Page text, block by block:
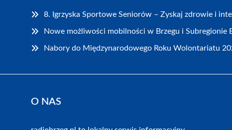
8. Igrzyska Sportowe Seniorów – Zyskaj zdrowie i
Nowe możliwości mobilności w Brzegu i Subregionie
Nabory do Międzynarodowego Roku Wolontariatu
O NAS